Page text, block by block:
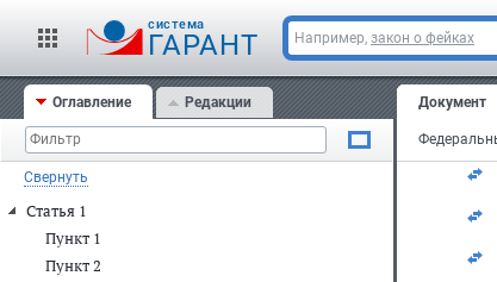
cистема
ГАРАНТ Например, закон о фейках
Оглавление Редакции
Свернуть
Статья 1
Пункт 1
Пункт 2
Документ